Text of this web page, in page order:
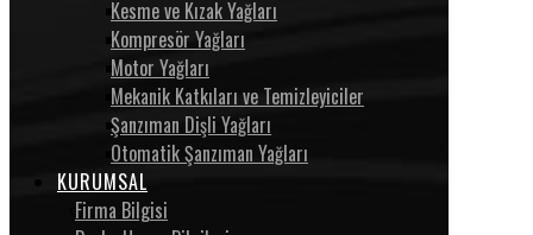
Kesme ve Kızak Yağları
Kompresör Yağları
Motor Yağları
Mekanik Katkıları ve Temizleyiciler
Şanzıman Dişli Yağları
Otomatik Şanzıman Yağları
KURUMSAL
Firma Bilgisi